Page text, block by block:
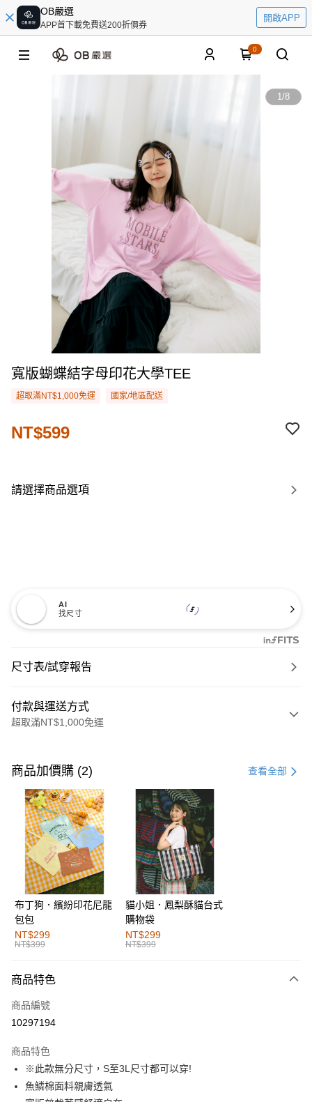
OB嚴選
APP首下載免費送200折價券
開啟APP
0
1/8
寬版蝴蝶結字母印花大學TEE
超取滿NT$1,000免運 國家/地區配送
NT$599
請選擇商品選項
AI
找尺寸
尺寸表/試穿報告
付款與運送方式
超取滿NT$1,000免運
信用卡一次付款
購物金
超商取貨付款
LINE Pay
街口支付
運送方式
全家取貨付款
每筆NT$60，滿NT$1,000(含以上)免運費
付款後全家取貨
萊爾富取貨付款
付款後萊爾富取貨
每筆NT$60，滿NT$1,000(含以上)免運費
商品加價購 (2) 查看全部
布丁狗．繽紛印花尼龍
包包
NT$299
NT$399
貓小姐．鳳梨酥貓台式
購物袋
NT$299
NT$399
商品特色
商品編號
10297194
商品特色
※此款無分尺寸，S至3L尺寸都可以穿!
魚鱗棉面料親膚透氣